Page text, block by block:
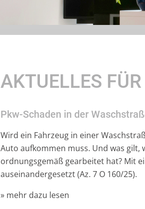
AKTUELLES
Pkw-Schaden in der
Wird ein Fahrzeug in einer
Auto aufkommen muss. Und was gilt,
ordnungsgemäß gearbeitet hat? Mit
auseinandergesetzt (Az. 7 O 160/25).
» mehr dazu lesen